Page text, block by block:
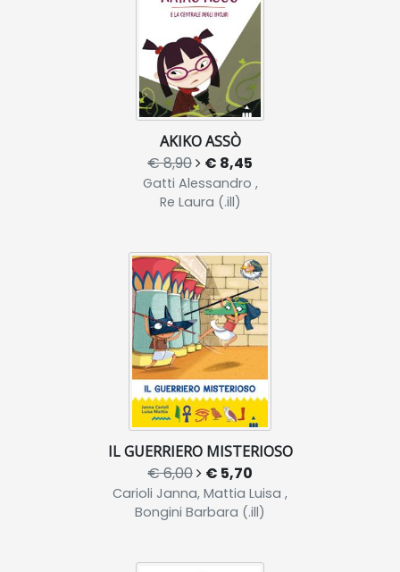
AKIKO ASSÒ
€ 8,90 € 8,45
Gatti Alessandro ,
Re Laura (.ill)
IL GUERRIERO MISTERIOSO
€ 6,00 € 5,70
Carioli Janna, Mattia Luisa ,
Bongini Barbara (.ill)